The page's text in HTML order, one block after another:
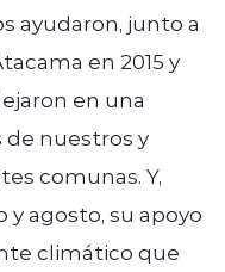
ayudaron, junto a
en 2015 y
en una
de nuestros y
comunas. Y,
y agosto, su apoyo
climático que